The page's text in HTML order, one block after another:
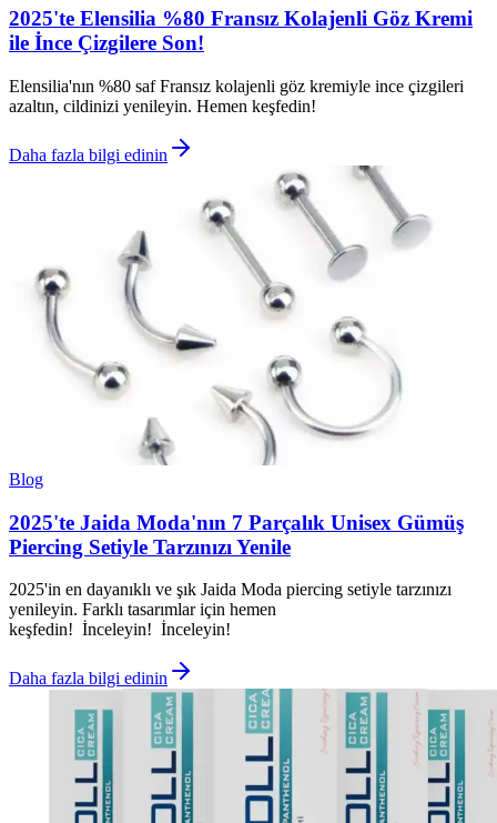
2025'te Elensilia %80 Fransız Kolajenli Göz Kremi
ile İnce Çizgilere Son!
Elensilia'nın %80 saf Fransız kolajenli göz kremiyle ince çizgileri
azaltın, cildinizi yenileyin. Hemen keşfedin!
Daha fazla bilgi edinin
Blog
2025'te Jaida Moda'nın 7 Parçalık Unisex Gümüş
Piercing Setiyle Tarzınızı Yenile
2025'in en dayanıklı ve şık Jaida Moda piercing setiyle tarzınızı
yenileyin. Farklı tasarımlar için hemen
keşfedin! İnceleyin! İnceleyin!
Daha fazla bilgi edinin